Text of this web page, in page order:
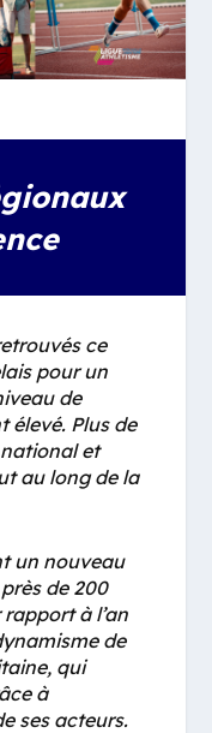
ce
pour un
de
élevé. Plus de
et
au long de la
un nouveau
de 200
à l’an
de
qui
à
ses acteurs.